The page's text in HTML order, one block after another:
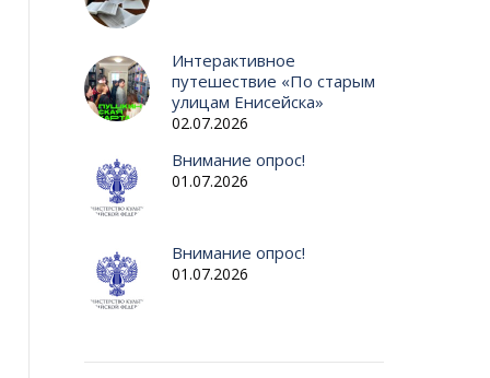
Интерактивное
путешествие «По старым
улицам Енисейска»
02.07.2026
Внимание опрос!
01.07.2026
Внимание опрос!
01.07.2026